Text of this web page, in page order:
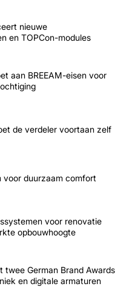
nieuwe
en TOPCon-modules
aan BREEAM-eisen voor
de verdeler voortaan zelf
voor duurzaam comfort
voor renovatie
opbouwhoogte
twee German Brand Awards
en digitale armaturen